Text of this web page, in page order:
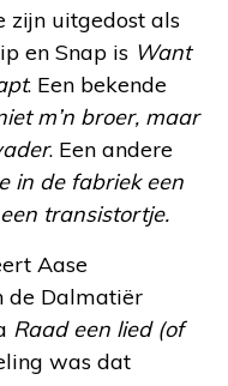
zijn uitgedost als
en Snap is Want
. Een bekende
m’n broer, maar
. Een andere
in de fabriek een
transistortje.
Aase
de Dalmatiër
Raad een lied (of
was dat